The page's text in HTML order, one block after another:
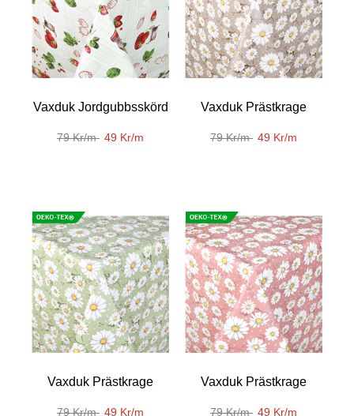
Vaxduk Jordgubbsskörd
79 Kr/m 49 Kr/m
Vaxduk Prästkrage
79 Kr/m 49 Kr/m
Vaxduk Prästkrage
79 Kr/m 49 Kr/m
Vaxduk Prästkrage
79 Kr/m 49 Kr/m